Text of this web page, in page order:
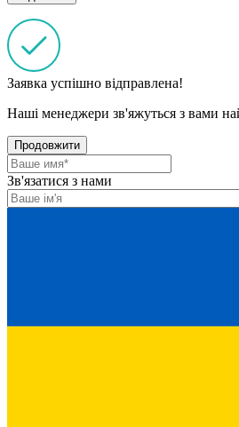
Заявка успішно відправлена!
Наші менеджери зв'яжуться з вами
Продовжити
Зв'язатися з нами